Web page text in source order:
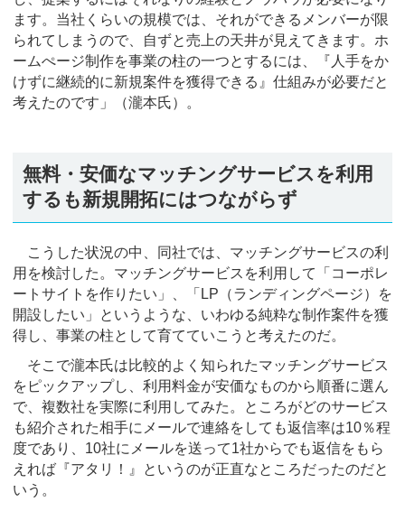
ます。当社くらいの規模では、それができるメンバーが限
られてしまうので、自ずと売上の天井が見えてきます。ホ
ームぺージ制作を事業の柱の一つとするには、『人手をか
けずに継続的に新規案件を獲得できる』仕組みが必要だと
考えたのです」（瀧本氏）。
無料・安価なマッチングサービスを利用
するも新規開拓にはつながらず
こうした状況の中、同社では、マッチングサービスの利
用を検討した。マッチングサービスを利用して「コーポレ
ートサイトを作りたい」、「LP（ランディングページ）を
開設したい」というような、いわゆる純粋な制作案件を獲
得し、事業の柱として育てていこうと考えたのだ。
そこで瀧本氏は比較的よく知られたマッチングサービス
をピックアップし、利用料金が安価なものから順番に選ん
で、複数社を実際に利用してみた。ところがどのサービス
も紹介された相手にメールで連絡をしても返信率は10％程
度であり、10社にメールを送って1社からでも返信をもら
えれば『アタリ！』というのが正直なところだったのだと
いう。